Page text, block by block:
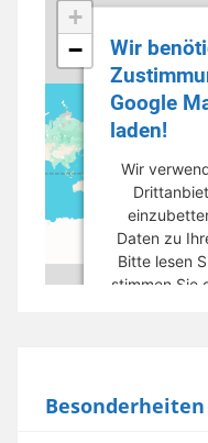
+
−
Wir
Google
laden!
Wir
Daten zu
Bitte lesen
stimmen Sie
Besonderheiten